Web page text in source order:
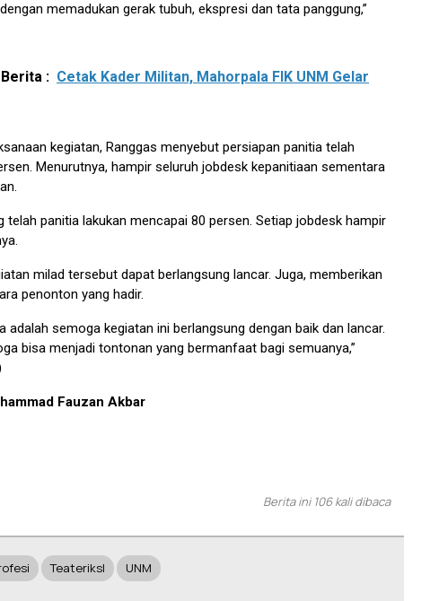
memadukan gerak tubuh, ekspresi dan tata panggung,”
: Cetak Kader Militan, Mahorpala FIK UNM Gelar
kegiatan, Ranggas menyebut persiapan panitia telah
Menurutnya, hampir seluruh jobdesk kepanitiaan sementara
telah panitia lakukan mencapai 80 persen. Setiap jobdesk hampir
milad tersebut dapat berlangsung lancar. Juga, memberikan
penonton yang hadir.
adalah semoga kegiatan ini berlangsung dengan baik dan lancar.
bisa menjadi tontonan yang bermanfaat bagi semuanya,”
Fauzan Akbar
Berita ini 106 kali dibaca
Teateriksl UNM